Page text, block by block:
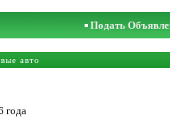
Подать
авто
года